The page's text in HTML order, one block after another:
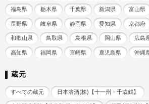
福島県 栃木県 千葉県 新潟県 富山県
長野県 岐阜県 静岡県 愛知県 京都府
和歌山県 鳥取県 島根県 岡山県 広島
高知県 福岡県 宮崎県 鹿児島県 沖縄
蔵元
すべての蔵元 日本清酒(株)【十一州・千歳鶴】